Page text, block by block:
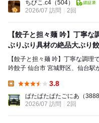
ちびこ.c4 （504）
2026/07 訪問
2回
【餃子と担々麺 吟】丁寧
ぶりぶり具材の絶品大ぶり
【餃子と担々麺 吟】丁寧な調
吟餃子 仙台市 宮城野区、仙台駅から東に10分ほどのところにある餃子と
3.8
ぱたぱたぱたごにあ （3888
2026/07 訪問
2回